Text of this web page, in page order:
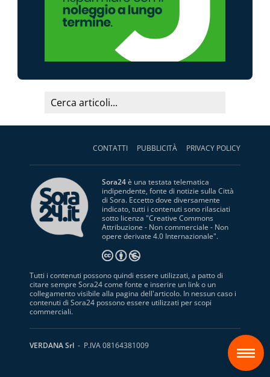
CONTATTI PUBBLICITÀ PRIVACY POLICY
Sora24è una testata telematica
indipendente, fonte di notizie sulla Città
di Sora. Eccetto dove diversamente
indicato, tutti i contenuti sono rilasciati
sotto licenza "Creative Commons
Attribuzione - Non commerciale - Non
opere derivate 4.0 Internazionale".
Tutti i contenuti possono quindi essere utilizzati, a patto di
citare sempre Sora24 come fonte e inserire un link o un
collegamento visibile alla pagina dell'articolo. In nessun caso i
contenuti di Sora24 possono essere utilizzati per scopi
commerciali.
VERDANA Srl - P.IVA 08164381009